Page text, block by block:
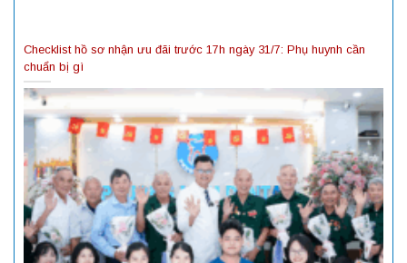
Checklist hồ sơ nhận ưu đãi trước 17h ngày 31/7: Phụ huynh cần
chuẩn bị gì